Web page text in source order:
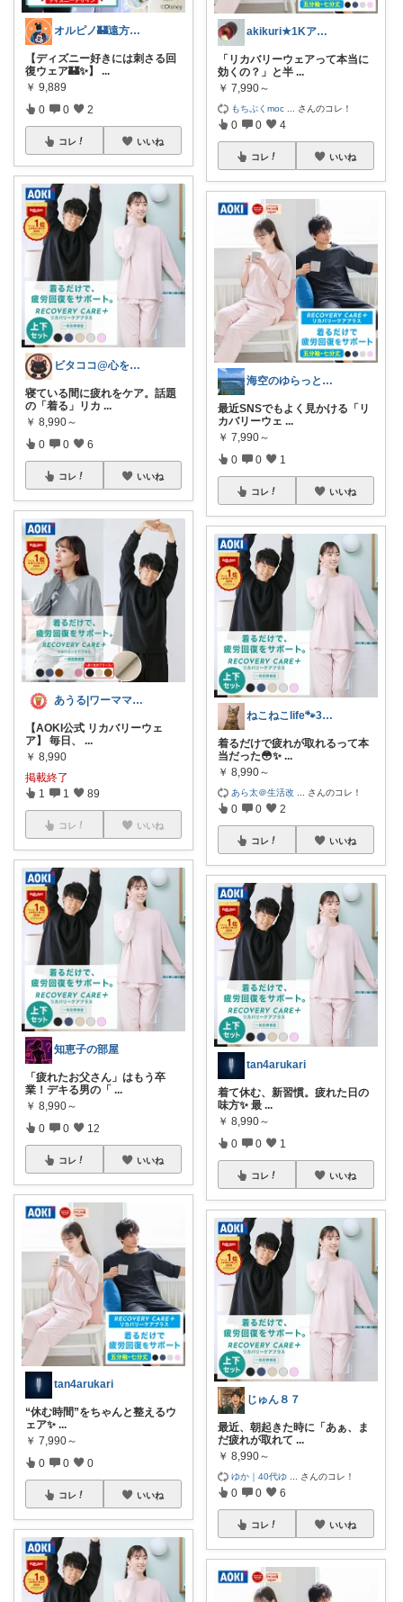
オルピノ🏰遠方組ディズニー夫婦
【ディズニー好きには刺さる回
復ウェア🏰✨】
...
￥ 9,889
0 0 2
コレ いいね
ビタココ@心を楽に
寝ている間に疲れをケア。話題
の「着る」リカ ...
￥ 8,990～
0 0 6
コレ いいね
あうる|ワーママのちょびっと贅沢な暮らし
【AOKI公式 リカバリーウェ
ア】 毎日、
...
￥ 8,990
掲載終了
1 1 89
コレ いいね
知恵子の部屋
「疲れたお父さん」はもう卒
業！デキる男の「 ...
￥ 8,990～
0 0 12
コレ いいね
tan4arukari
“休む時間”をちゃんと整えるウ
ェア✨ ...
￥ 7,990～
0 0 0
コレ いいね
akikuri★1Kアラサーひとり暮らし
「リカバリーウェアって本当に
効くの？」と半 ...
￥ 7,990～
もちぷくmoc さんのコレ！
0 0 4
コレ いいね
海空のゆらっと日常
最近SNSでもよく見かける「リ
カバリーウェ ...
￥ 7,990～
0 0 1
コレ いいね
ねこねこlife🐾3児のママ💖
着るだけで疲れが取れるって本
当だった😳✨ ...
￥ 8,990～
あら太＠生活改 さんのコレ！
0 0 2
コレ いいね
tan4arukari
着て休む、新習慣。疲れた日の
味方✨ 最 ...
￥ 8,990～
0 0 1
コレ いいね
じゅん８７
最近、朝起きた時に「あぁ、ま
だ疲れが取れて ...
￥ 8,990～
ゆか｜40代ゆ さんのコレ！
0 0 6
コレ いいね